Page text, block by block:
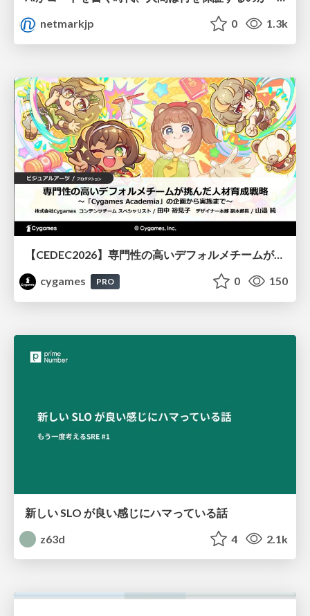
netmarkjp
0 1.3k
【CEDEC2026】専門性の高いデフォルメチームが挑んだ人材育成戦略 〜Cygames Academiaの企画から実施まで〜
cygames
PRO 0 150
新しい SLO が良い感じにハマっている話
z63d
4 2.1k